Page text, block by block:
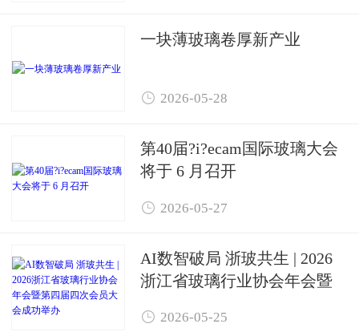
一块薄玻璃卷厚新产业
 2026-05-28
第40届?i?ecam国际玻璃大会
将于 6 月召开
 2026-05-27
AI数智破局 浙玻共生 | 2026
浙江省玻璃行业协会年会暨
办
 2026-05-25